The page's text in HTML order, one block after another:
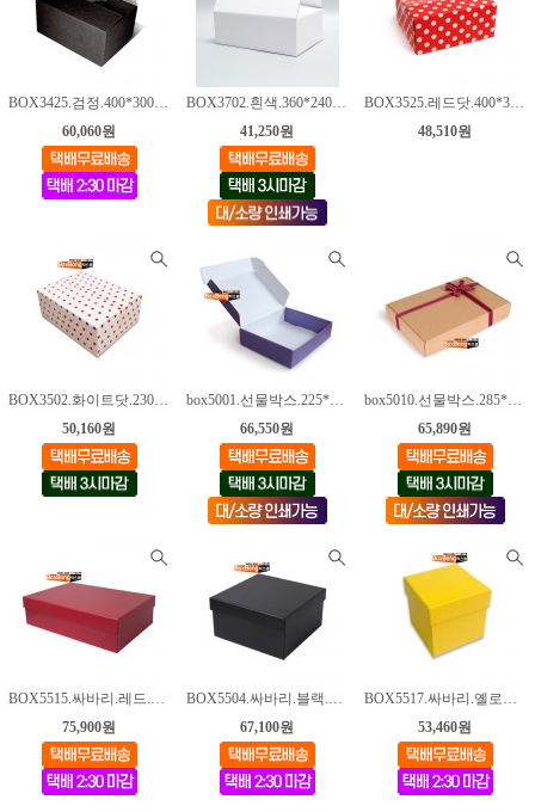
60,060원
41,250원
48,510원
BOX3502.화이트닷.230*160*110mm [100매]
50,160원
box5001.선물박스.225*180*75mm [100매]
66,550원
box5010.선물박스.285*195*45mm [100매]
65,890원
75,900원
67,100원
53,460원